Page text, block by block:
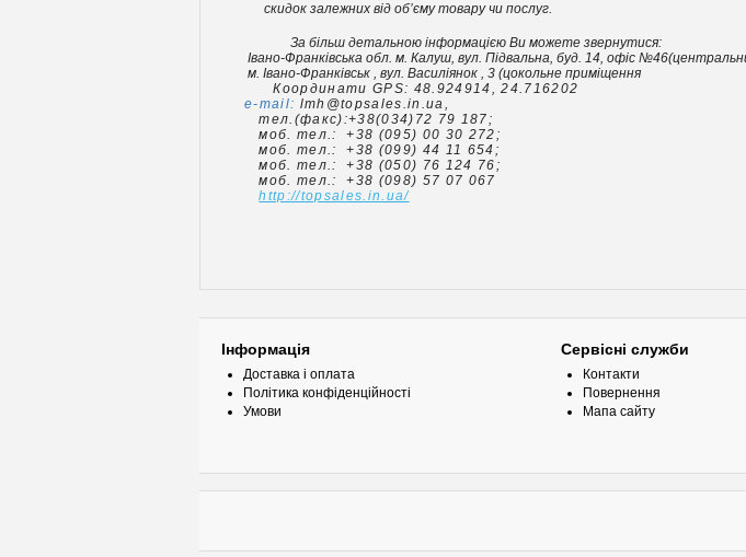
скидок залежних від об’єму товару чи послуг.
За більш детальною інформацією Ви можете звернутися:
Івано-Франківська обл. м. Калуш, вул. Підвальна, буд. 14, офіс
м. Івано-Франківськ , вул. Василіянок , 3 (цокольне приміщення
Координати GPS: 48.924914, 24.716202
e-mail: lmh@topsales.in.ua,
тел.(факс):+38(034)72 79 187;
моб. тел.: +38 (095) 00 30 272;
моб. тел.: +38 (099) 44 11 654;
моб. тел.: +38 (050) 76 124 76;
моб. тел.: +38 (098) 57 07 067
http://topsales.in.ua/
Інформація
Доставка і оплата
Політика конфіденційності
Умови
Сервісні служби
Контакти
Повернення
Мапа сайту